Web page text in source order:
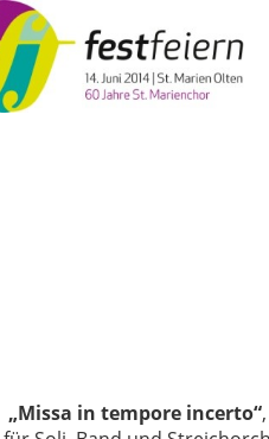
„Missa in tempore incerto“